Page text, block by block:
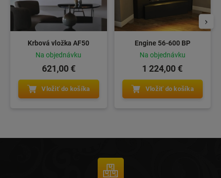
Krbová vložka AF50
Na objednávku
621,00 €
Vložiť do košíka
Engine 56-600 BP
Na objednávku
1 224,00 €
Vložiť do košíka